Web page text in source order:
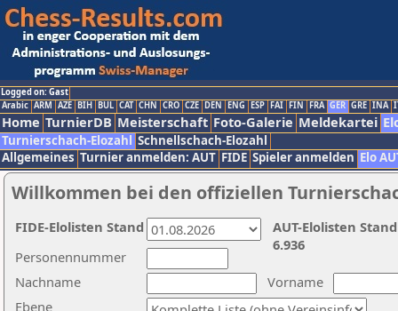
Logged on: Gast
Arabic ARM AZE BIH BUL CAT CHN CRO CZE DEN ENG ESP FAI FIN FRA GER GRE INA
Home TurnierDB Meisterschaft Foto-Galerie Meldekartei
Turnierschach-Elozahl Schnellschach-Elozahl
Allgemeines Turnier anmelden: AUT FIDE Spieler anmelden Elo
Willkommen bei den offiziellen
Nachname
Vorname
Ebene
Personennummer
AUT-Elolisten
6.936
FIDE-Elolisten Stand